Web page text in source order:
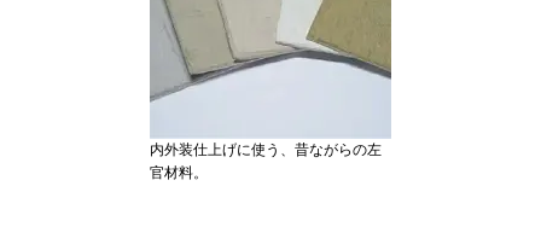
内外装仕上げに使う、昔ながらの左
官材料。